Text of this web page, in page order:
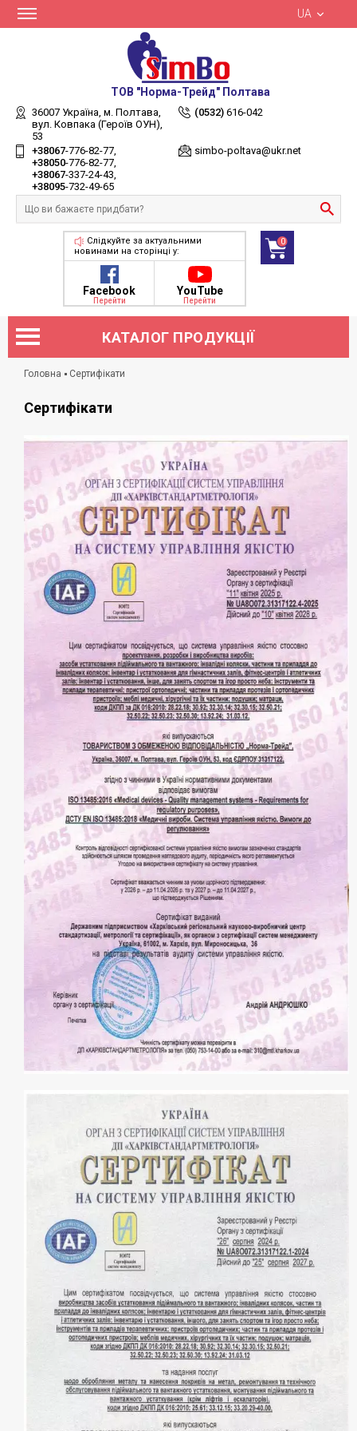
UA
ТОВ "Норма-Трейд" Полтава
36007 Україна, м. Полтава,
вул. Ковпака (Героїв ОУН),
53
(0532) 616-042
+38067-776-82-77
+38050-776-82-77
+38067-337-24-43
+38095-732-49-65
simbo-poltava@ukr.net
Слідкуйте за актуальними
новинами на сторінці у:
Facebook
Перейти
YouTube
Перейти
0
Головна Сертифікати
Сертифікати
КАТАЛОГ ПРОДУКЦІЇ